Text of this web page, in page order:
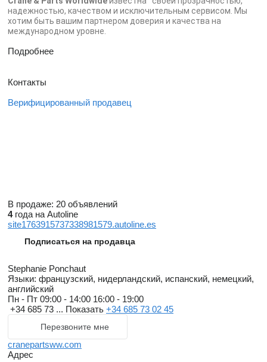
надежностью, качеством и исключительным сервисом. Мы
хотим быть вашим партнером доверия и качества на
международном уровне.
Подробнее
Контакты
Верифицированный продавец
В продаже: 20 объявлений
4года на Autoline
site1763915737338981579.autoline.es
Подписаться на продавца
Stephanie Ponchaut
Языки: французский, нидерландский, испанский, немецкий,
английский
Пн - Пт 09:00 - 14:00 16:00 - 19:00
+34 685 73 ... Показать +34 685 73 02 45
Перезвоните мне
cranepartsww.com
Адрес